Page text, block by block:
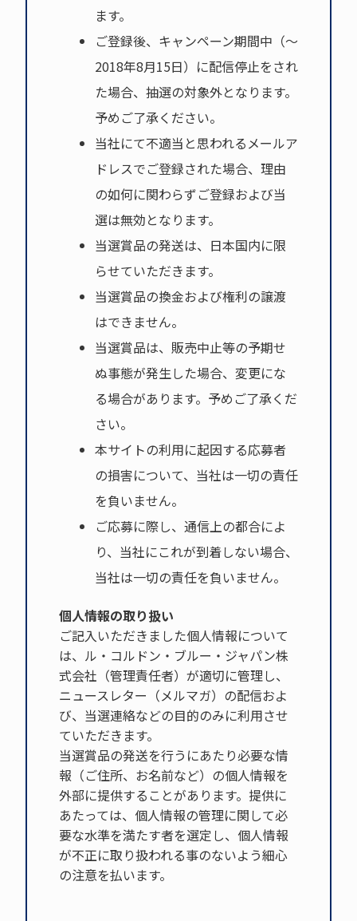
ます。
ご登録後、キャンペーン期間中（～
2018年8月15日）に配信停止をされ
た場合、抽選の対象外となります。
予めご了承ください。
当社にて不適当と思われるメールア
ドレスでご登録された場合、理由
の如何に関わらずご登録および当
選は無効となります。
当選賞品の発送は、日本国内に限
らせていただきます。
当選賞品の換金および権利の譲渡
はできません。
当選賞品は、販売中止等の予期せ
ぬ事態が発生した場合、変更にな
る場合があります。予めご了承くだ
さい。
本サイトの利用に起因する応募者
の損害について、当社は一切の責任
を負いません。
ご応募に際し、通信上の都合によ
り、当社にこれが到着しない場合、
当社は一切の責任を負いません。
個人情報の取り扱い
ご記入いただきました個人情報について
は、ル・コルドン・ブルー・ジャパン株
式会社（管理責任者）が適切に管理し、
ニュースレター（メルマガ）の配信およ
び、当選連絡などの目的のみに利用させ
ていただきます。
当選賞品の発送を行うにあたり必要な情
報（ご住所、お名前など）の個人情報を
外部に提供することがあります。提供に
あたっては、個人情報の管理に関して必
要な水準を満たす者を選定し、個人情報
が不正に取り扱われる事のないよう細心
の注意を払います。